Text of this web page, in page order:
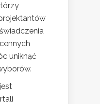
uniknąć